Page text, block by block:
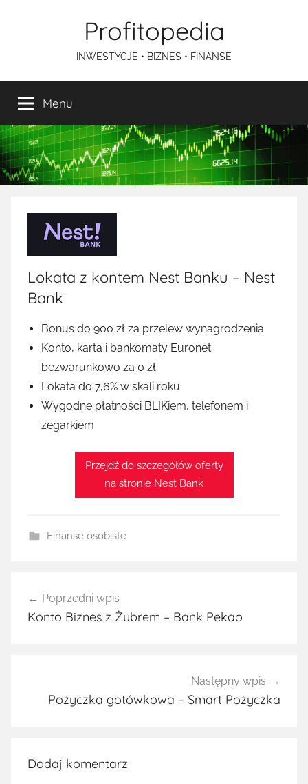
Profitopedia
INWESTYCJE • BIZNES • FINANSE
Menu
Lokata z kontem Nest Banku – Nest
Bank
Bonus do 900 zł za przelew wynagrodzenia
Konto, karta i bankomaty Euronet
bezwarunkowo za 0 zł
Lokata do 7,6% w skali roku
Wygodne płatności BLIKiem, telefonem i
zegarkiem
Przejdź do szczegółów oferty
na stronie Nest Bank
Finanse osobiste
wpisu
Poprzedni wpis
Konto Biznes z Żubrem – Bank Pekao
Następny wpis
Pożyczka gotówkowa – Smart Pożyczka
Dodaj komentarz